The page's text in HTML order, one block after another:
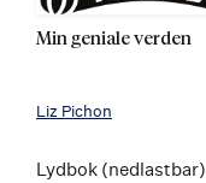
Min geniale verden
Liz Pichon
Lydbok (nedlastbar)